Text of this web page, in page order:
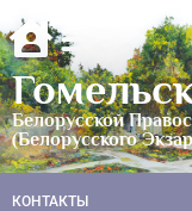
Белорусской
(Белорусского
КОНТАКТЫ